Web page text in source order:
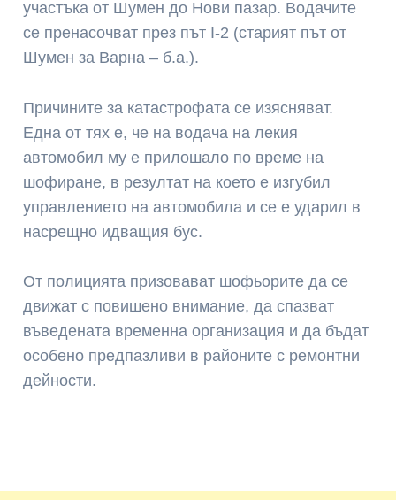
участъка от Шумен до Нови пазар. Водачите
се пренасочват през път I-2 (старият път от
Шумен за Варна – б.а.).
Причините за катастрофата се изясняват.
Една от тях е, че на водача на лекия
автомобил му е прилошало по време на
шофиране, в резултат на което е изгубил
управлението на автомобила и се е ударил в
насрещно идващия бус.
От полицията призовават шофьорите да се
движат с повишено внимание, да спазват
въведената временна организация и да бъдат
особено предпазливи в районите с ремонтни
дейности.